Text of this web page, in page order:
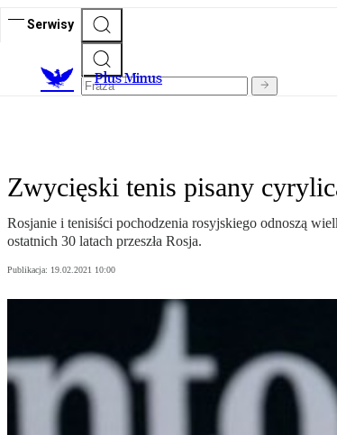
Serwisy
Plus Minus
Zwycięski tenis pisany
Rosjanie i tenisiści pochodzenia rosyjskiego odnoszą
ostatnich 30 latach przeszła Rosja.
Publikacja: 19.02.2021 10:00